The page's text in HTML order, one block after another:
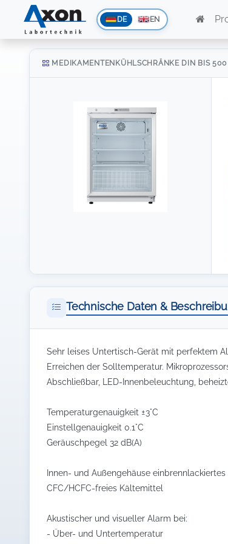
DE EN
MEDIKAMENTENKÜHLSCHRÄNKE DIN BIS 500
Technische Daten &
Sehr leises Untertisch-Gerät mit perfektem
Erreichen der Solltemperatur.
Abschließbar, LED-Innenbeleuchtung,
Temperaturgenauigkeit ±3°C
Einstellgenauigkeit 0.1°C
Geräuschpegel 32 dB(A)
Innen- und Außengehäuse
CFC/HCFC-freies Kältemittel
Akustischer und visueller Alarm bei:
- Über- und Untertemperatur